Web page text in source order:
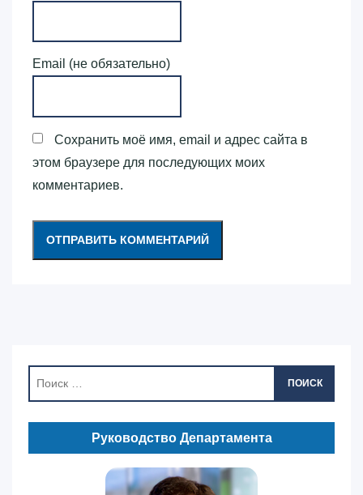
Email (не обязательно)
Сохранить моё имя, email и адрес сайта в
этом браузере для последующих моих
комментариев.
ПОИСК
Руководство Департамента